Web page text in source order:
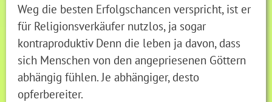
Weg die besten Erfolgschancen verspricht, ist er
für Religionsverkäufer nutzlos, ja sogar
kontraproduktiv Denn die leben ja davon, dass
sich Menschen von den angepriesenen Göttern
abhängig fühlen. Je abhängiger, desto
opferbereiter.